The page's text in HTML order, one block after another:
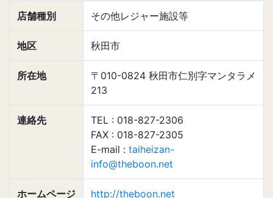
店舗種別 その他レジャー施設等
地区 秋田市
所在地
〒010-0824 秋田市仁別字マンタラメ
213
連絡先
TEL : 018-827-2306
FAX : 018-827-2305
E-mail : taiheizan-
info@theboon.net
ホームページ http://theboon.net